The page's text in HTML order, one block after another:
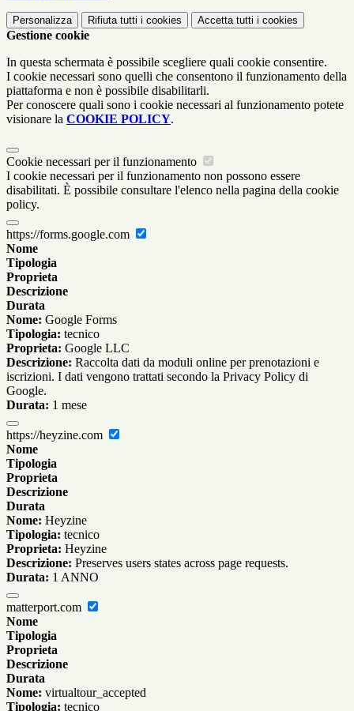
Personalizza Rifiuta tutti i cookies Accetta tutti i cookies
Gestione cookie
In questa schermata è possibile scegliere quali cookie consentire.
I cookie necessari sono quelli che consentono il funzionamento della
piattaforma e non è possibile disabilitarli.
Per conoscere quali sono i cookie necessari al funzionamento potete
visionare la COOKIE POLICY.
Cookie necessari per il funzionamento
I cookie necessari per il funzionamento non possono essere
disabilitati. È possibile consultare l'elenco nella pagina della cookie
policy.
https://forms.google.com
Nome
Tipologia
Proprieta
Descrizione
Durata
Nome: Google Forms
Tipologia: tecnico
Proprieta: Google LLC
Descrizione: Raccolta dati da moduli online per prenotazioni e
iscrizioni. I dati vengono trattati secondo la Privacy Policy di
Google.
Durata: 1 mese
https://heyzine.com
Nome
Tipologia
Proprieta
Descrizione
Durata
Nome: Heyzine
Tipologia: tecnico
Proprieta: Heyzine
Descrizione: Preserves users states across page requests.
Durata: 1 ANNO
matterport.com
Nome
Tipologia
Proprieta
Descrizione
Durata
Nome: virtualtour_accepted
Tipologia: tecnico